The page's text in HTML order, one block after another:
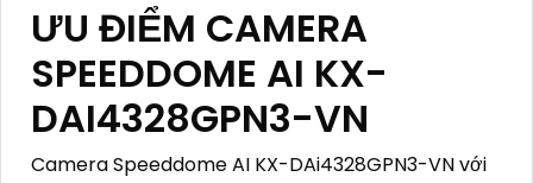
ƯU ĐIỂM CAMERA
SPEEDDOME AI KX-
DAI4328GPN3-VN
Camera Speeddome AI KX-DAi4328GPN3-VN với